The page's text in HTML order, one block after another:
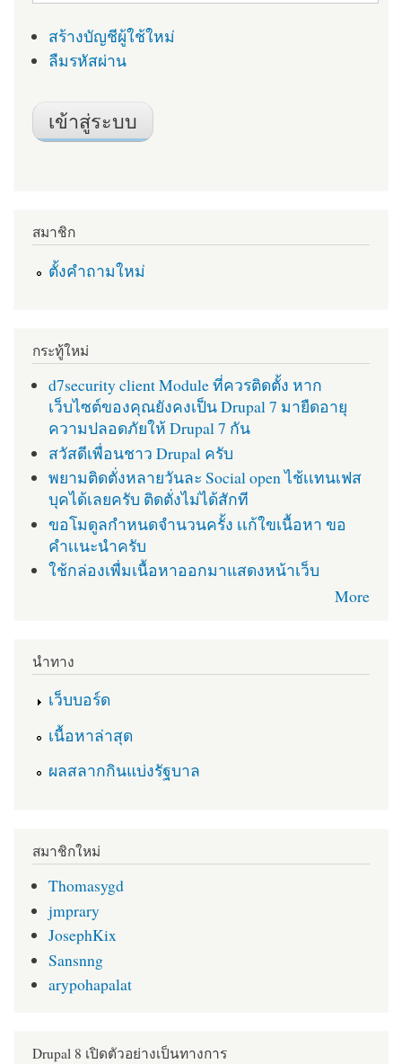
สร้างบัญชีผู้ใช้ใหม่
ลืมรหัสผ่าน
สมาชิก
ตั้งคำถามใหม่
กระทู้ใหม่
d7security client Module ที่ควรติดตั้ง หาก
เว็บไซต์ของคุณยังคงเป็น Drupal 7 มายืดอายุ
ความปลอดภัยให้ Drupal 7 กัน
สวัสดีเพื่อนชาว Drupal ครับ
พยามติดตั่งหลายวันละ Social open ไช้เเทนเฟส
บุคได้เลยครับ ติดตั่งไม่ได้สักที
ขอโมดูลกำหนดจำนวนครั้ง เเก้ใขเนื้อหา ขอ
คำเเนะนำครับ
ใช้กล่องเพื่มเนื้อหาออกมาแสดงหน้าเว็บ
More
นำทาง
เว็บบอร์ด
เนื้อหาล่าสุด
ผลสลากกินแบ่งรัฐบาล
สมาชิกใหม่
Thomasygd
jmprary
JosephKix
Sansnng
arypohapalat
Drupal 8 เปิดตัวอย่างเป็นทางการ